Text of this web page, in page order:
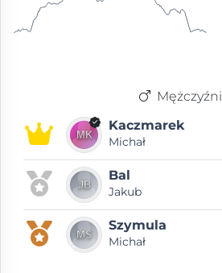
Mężczyźni
Kaczmarek
Michał
Bal
Jakub
Szymula
Michał